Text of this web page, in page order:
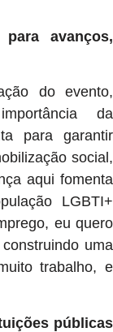
avanços,
do evento,
da
para garantir
social,
aqui fomenta
LGBTI+
eu quero
uma
trabalho, e
públicas